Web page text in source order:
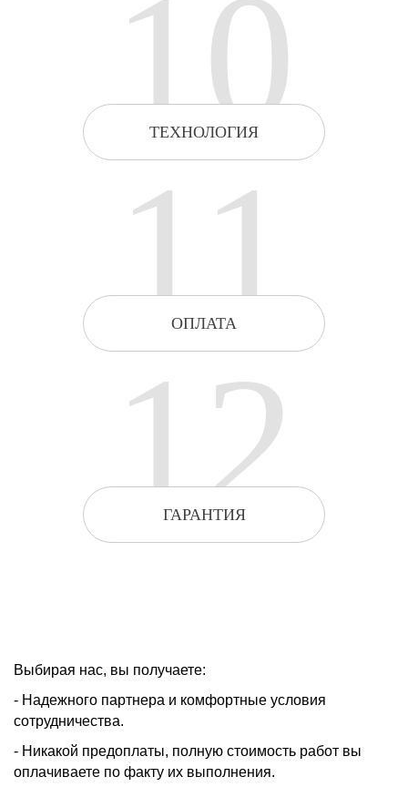
10
ТЕХНОЛОГИЯ
11
ОПЛАТА
12
ГАРАНТИЯ
Выбирая нас, вы получаете:
- Надежного партнера и комфортные условия
сотрудничества.
- Никакой предоплаты, полную стоимость работ вы
оплачиваете по факту их выполнения.